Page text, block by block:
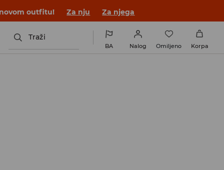
novom outfitu! Za nju Za njega
Traži
BA Nalog Omiljeno Korpa